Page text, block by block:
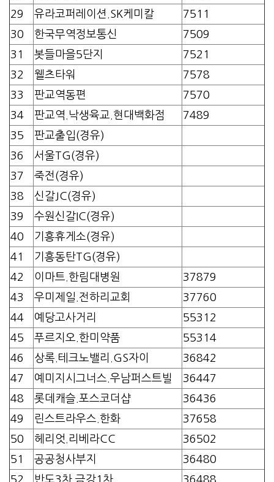
29
유라코퍼레이션.SK케미칼
7511
30
한국무역정보통신
7509
31
봇들마을5단지
7521
32
웰츠타워
7578
33
판교역동편
7570
34
판교역.낙생육교.현대백화점
7489
35
판교출입(경유)
36
서울TG(경유)
37
죽전(경유)
38
신갈JC(경유)
39
수원신갈IC(경유)
40
기흥휴게소(경유)
41
기흥동탄TG(경유)
42
이마트.한림대병원
37879
43
우미제일.전하리교회
37760
44
예당고사거리
55312
45
푸르지오.한미약품
55314
46
상록.테크노밸리.GS자이
36842
47
예미지시그너스.우남퍼스트빌
36447
48
롯데캐슬.포스코더샵
36436
49
린스트라우스.한화
37658
50
헤리엇.리베라CC
36502
51
공공청사부지
36480
52
반도3차.금강1차
36488